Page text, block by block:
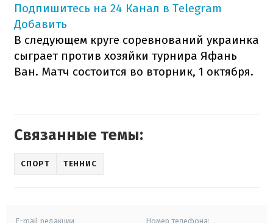
Подпишитесь на 24 Канал в Telegram
Добавить
В следующем круге соревнований украинка
сыграет против хозяйки турнира Яфань
Ван. Матч состоится во вторник, 1 октября.
Связанные темы:
СПОРТ ТЕННИС
E-mail редакции Номер телефона: